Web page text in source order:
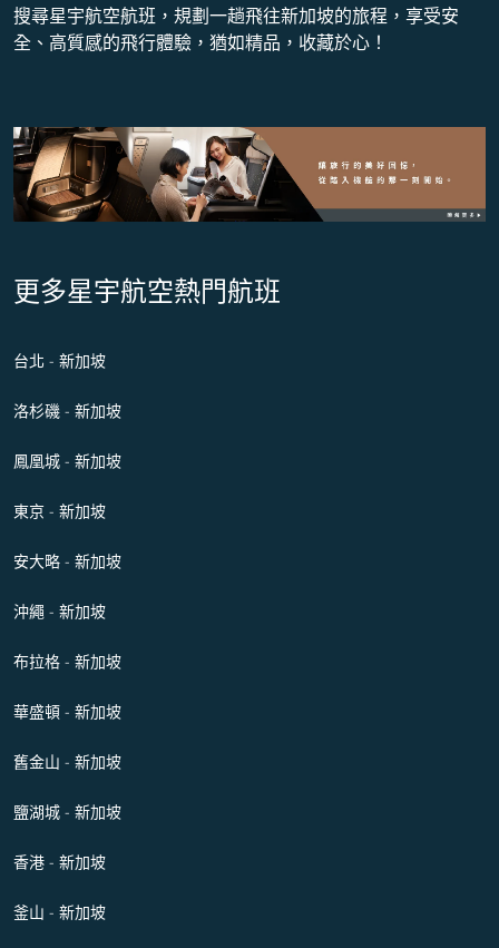
搜尋星宇航空航班，規劃一趟飛往新加坡的旅程，享受安
全、高質感的飛行體驗，猶如精品，收藏於心！
更多星宇航空熱門航班
台北 - 新加坡
洛杉磯 - 新加坡
鳳凰城 - 新加坡
東京 - 新加坡
安大略 - 新加坡
沖繩 - 新加坡
布拉格 - 新加坡
華盛頓 - 新加坡
舊金山 - 新加坡
鹽湖城 - 新加坡
香港 - 新加坡
釜山 - 新加坡